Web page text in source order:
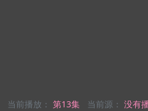
当前播放： 第13集 当前源： 没有